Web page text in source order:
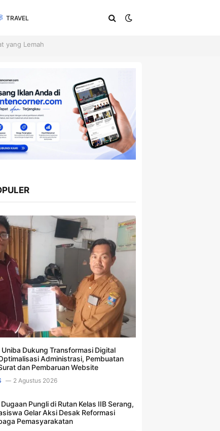
TRAVEL
yang Lemah
Uniba Dukung Transformasi Digital
Administrasi, Pembuatan
dan Pembaruan Website
2 Agustus 2026
Pungli di Rutan Kelas IIB Serang,
Gelar Aksi Desak Reformasi
Pemasyarakatan